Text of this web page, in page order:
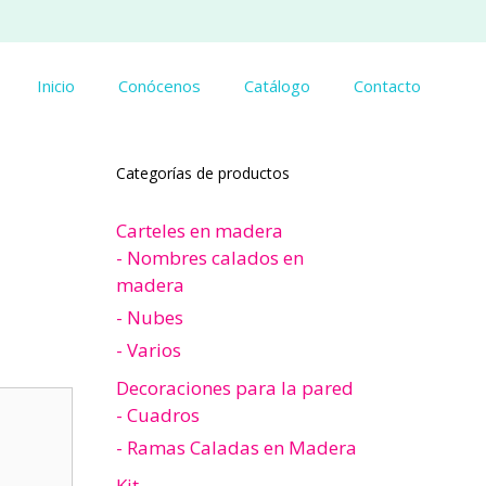
Inicio Conócenos Catálogo Contacto
Categorías de productos
Carteles en madera
- Nombres calados en
madera
- Nubes
- Varios
Decoraciones para la pared
- Cuadros
- Ramas Caladas en Madera